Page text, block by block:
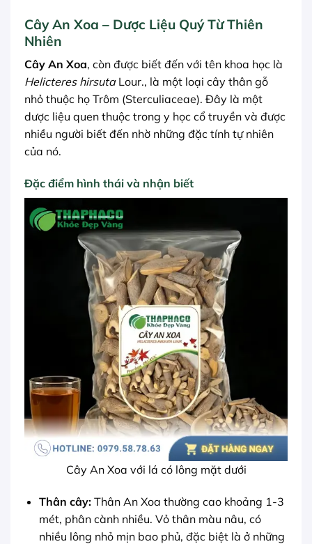
Cây An Xoa – Dược Liệu Quý Từ Thiên
Nhiên
Cây An Xoa, còn được biết đến với tên khoa học là
Helicteres hirsutaLour., là một loại cây thân gỗ
nhỏ thuộc họ Trôm (Sterculiaceae). Đây là một
dược liệu quen thuộc trong y học cổ truyền và được
nhiều người biết đến nhờ những đặc tính tự nhiên
của nó.
Đặc điểm hình thái và nhận biết
Cây An Xoa với lá có lông mặt dưới
Thân cây:Thân An Xoa thường cao khoảng 1-3
mét, phân cành nhiều. Vỏ thân màu nâu, có
nhiều lông nhỏ mịn bao phủ, đặc biệt là ở những